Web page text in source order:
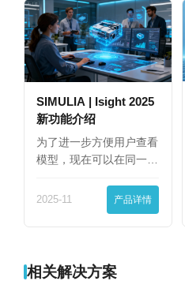
SIMULIA | Isight 2025
新功能介绍
为了进一步方便用户查看
模型，现在可以在同一
2025-11 产品详情
相关解决方案